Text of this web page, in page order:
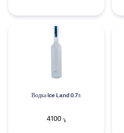
Водка Ice Land 0.7л
4100֏